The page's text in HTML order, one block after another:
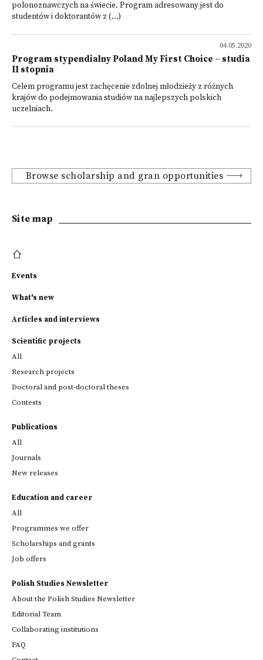
polonoznawczych na świecie. Program adresowany jest do
studentów i doktorantów z (...)
04.05.2020
Program stypendialny Poland My First Choice – studia
II stopnia
Celem programu jest zachęcenie zdolnej młodzieży z różnych
krajów do podejmowania studiów na najlepszych polskich
uczelniach.
Browse scholarship and gran opportunities
Site map
Events
What's new
Articles and interviews
Scientific projects
All
Research projects
Doctoral and post-doctoral theses
Contests
Publications
All
Journals
New releases
Education and career
All
Programmes we offer
Scholarships and grants
Job offers
Polish Studies Newsletter
About the Polish Studies Newsletter
Editorial Team
Collaborating institutions
FAQ